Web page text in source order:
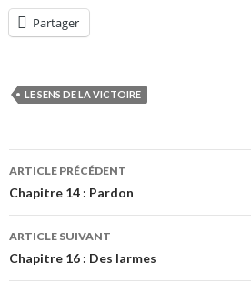
Partager
LE SENS DE LA VICTOIRE
Navigation
des
articles
ARTICLE PRÉCÉDENT
Chapitre 14 : Pardon
ARTICLE SUIVANT
Chapitre 16 : Des larmes